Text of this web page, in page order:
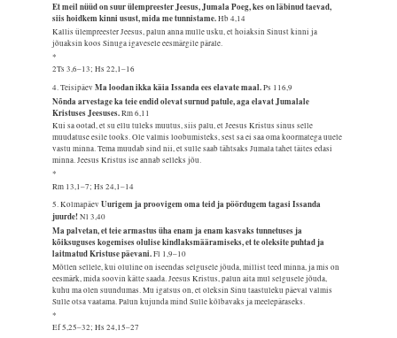
Et meil nüüd on suur ülempreester Jeesus, Jumala Poeg, kes on läbinud taevad,
siis hoidkem kinni usust, mida me tunnistame.Hb 4,14
Kallis ülempreester Jeesus, palun anna mulle usku, et hoiaksin Sinust kinni ja
jõuaksin koos Sinuga igavesele eesmärgile pärale.
*
2Ts 3,6–13; Hs 22,1–16
4. TeisipäevMa loodan ikka käia Issanda ees elavate maal.Ps 116,9
Nõnda arvestage ka teie endid olevat surnud patule, aga elavat Jumalale
Kristuses Jeesuses.Rm 6,11
Kui sa ootad, et su ellu tuleks muutus, siis palu, et Jeesus Kristus sinus selle
muudatuse esile tooks. Ole valmis loobumisteks, sest sa ei saa oma koormatega uuele
vastu minna. Tema muudab sind nii, et sulle saab tähtsaks Jumala tahet täites edasi
minna. Jeesus Kristus ise annab selleks jõu.
*
Rm 13,1–7; Hs 24,1–14
5. KolmapäevUurigem ja proovigem oma teid ja pöördugem tagasi Issanda
juurde!Nl 3,40
Ma palvetan, et teie armastus üha enam ja enam kasvaks tunnetuses ja
kõiksuguses kogemises olulise kindlaksmääramiseks, et te oleksite puhtad ja
laitmatud Kristuse päevani.Fl 1,9–10
Mõtlen sellele, kui oluline on iseendas selgusele jõuda, millist teed minna, ja mis on
eesmärk, mida soovin kätte saada. Jeesus Kristus, palun aita mul selgusele jõuda,
kuhu ma olen suundumas. Mu igatsus on, et oleksin Sinu taastuleku päeval valmis
Sulle otsa vaatama. Palun kujunda mind Sulle kõlbavaks ja meelepäraseks.
*
Ef 5,25–32; Hs 24,15–27